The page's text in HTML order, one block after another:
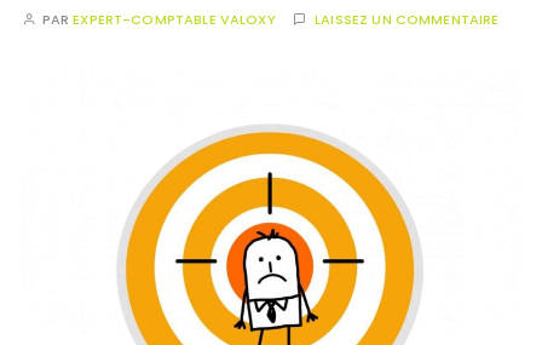
PAREXPERT-COMPTABLE VALOXY LAISSEZ UN COMMENTAIRE